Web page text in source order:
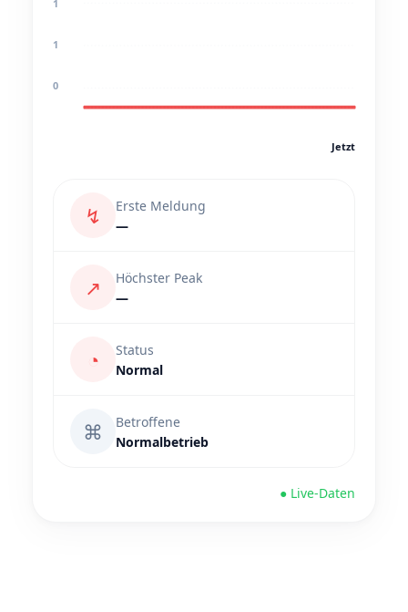
1
1
0
Jetzt
↯
Erste Meldung
—
↗
Höchster Peak
—
◔
Status
Normal
⌘
Betroffene
Normalbetrieb
● Live-Daten